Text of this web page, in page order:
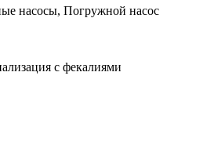
насосы, Погружной насос
с фекалиями